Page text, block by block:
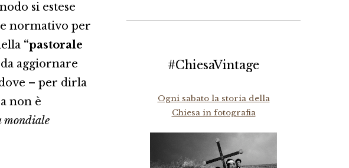
si estese
e normativo per
“pastorale
aggiornare
– per dirla
non è
mondiale
#ChiesaVintage
Ogni sabato la storia della
Chiesa in fotografia